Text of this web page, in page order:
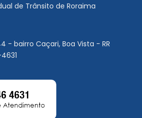
de Trânsito de Roraima
- bairro Caçari, Boa Vista - RR